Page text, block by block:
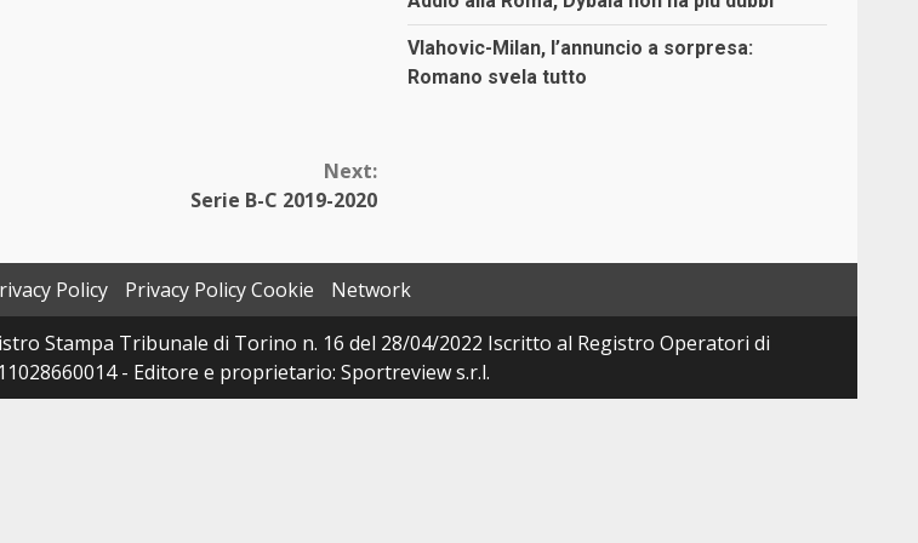
Next:
Serie B-C 2019-2020
Vlahovic-Milan, l’annuncio a sorpresa:
Romano svela tutto
Policy Privacy Policy Cookie
Network
Stampa Tribunale di Torino n. 16 del 28/04/2022 Iscritto al Registro Operatori di
- Editore e proprietario: Sportreview s.r.l.